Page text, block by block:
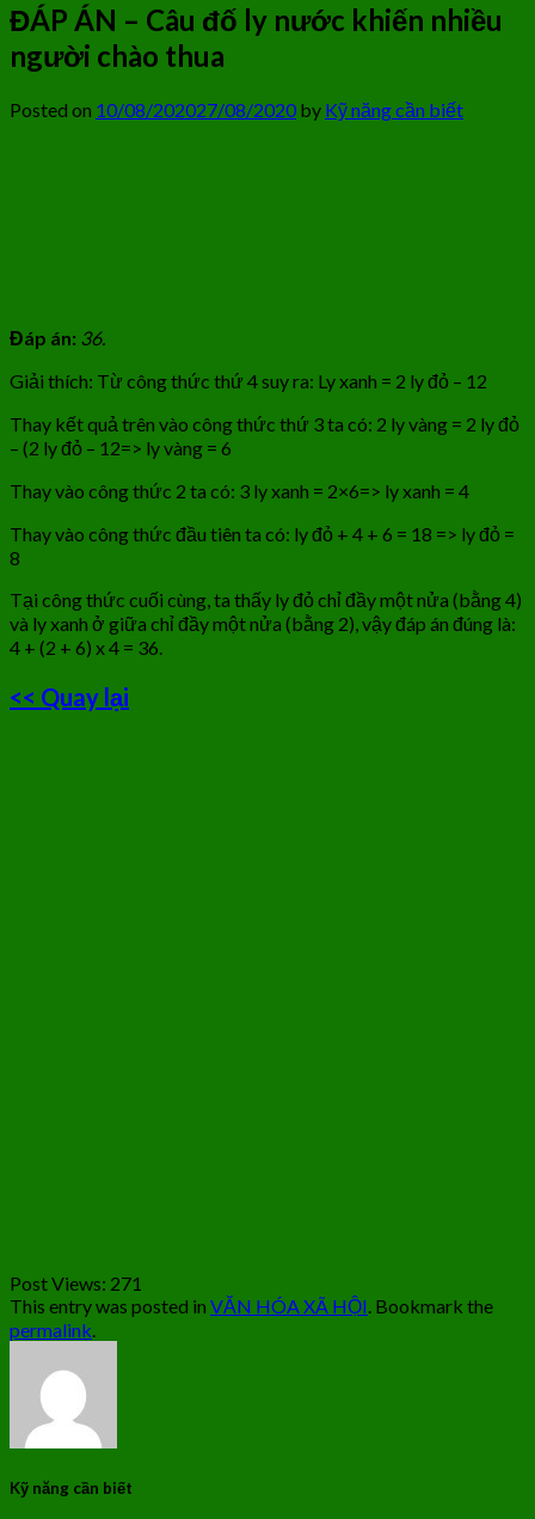
ĐÁP ÁN – Câu đố ly nước khiến nhiều
người chào thua
Posted on 10/08/202027/08/2020by Kỹ năng cần biết
Đáp án: 36.
Giải thích: Từ công thức thứ 4 suy ra: Ly xanh = 2 ly đỏ – 12
Thay kết quả trên vào công thức thứ 3 ta có: 2 ly vàng = 2 ly đỏ
– (2 ly đỏ – 12=> ly vàng = 6
Thay vào công thức 2 ta có: 3 ly xanh = 2×6=> ly xanh = 4
Thay vào công thức đầu tiên ta có: ly đỏ + 4 + 6 = 18 => ly đỏ =
8
Tại công thức cuối cùng, ta thấy ly đỏ chỉ đầy một nửa (bằng 4)
và ly xanh ở giữa chỉ đầy một nửa (bằng 2), vậy đáp án đúng là:
4 + (2 + 6) x 4 = 36.
<< Quay lại
Post Views: 271
This entry was posted in VĂN HÓA XÃ HỘI. Bookmark the
permalink.
Kỹ năng cần biết